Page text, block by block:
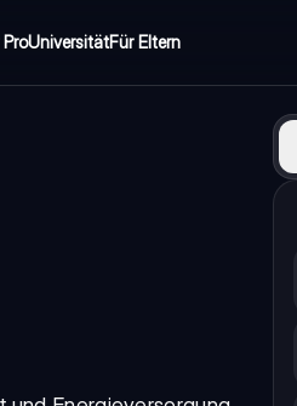
UniversitätFür Eltern